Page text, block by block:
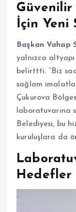
İçin Yeni
Başkan Vahap
yalnızca
belirttti. “Biz
sağlam
Çukurova
laboratuvarına
Belediyesi, bu
kuruluşlara da
Hedefler